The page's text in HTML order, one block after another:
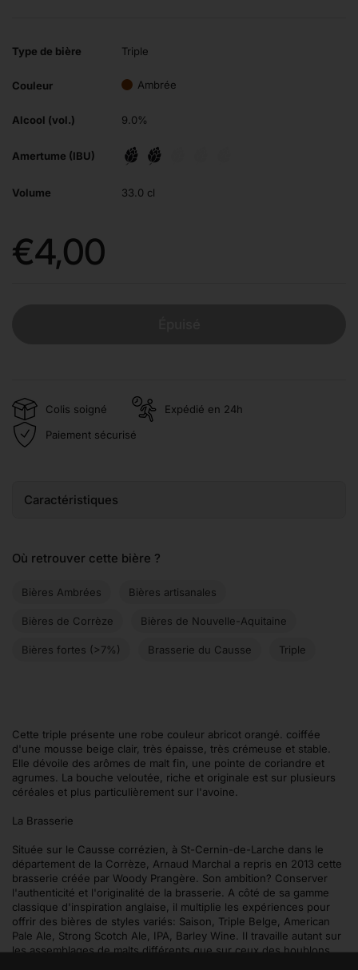
Type de bière Triple
Couleur Ambrée
Alcool (vol.) 9.0%
Amertume (IBU)
Volume 33.0 cl
Prix:
€4,00
Colis soigné
Expédié en 24h
Paiement sécurisé
Caractéristiques
Où retrouver cette bière ?
Bières Ambrées Bières artisanales
Bières de Corrèze Bières de Nouvelle-Aquitaine
Bières fortes (>7%) Brasserie du Causse Triple
Cette triple présente une robe couleur abricot orangé. coiffée
d'une mousse beige clair, très épaisse, très crémeuse et stable.
Elle dévoile des arômes de malt fin, une pointe de coriandre et
agrumes. La bouche veloutée, riche et originale est sur plusieurs
céréales et plus particulièrement sur l'avoine.
La Brasserie
Située sur le Causse corrézien, à St-Cernin-de-Larche dans le
département de la Corrèze, Arnaud Marchal a repris en 2013 cette
brasserie créée par Woody Prangère. Son ambition? Conserver
l'authenticité et l'originalité de la brasserie. A côté de sa gamme
classique d'inspiration anglaise, il multiplie les expériences pour
offrir des bières de styles variés: Saison, Triple Belge, American
Pale Ale, Strong Scotch Ale, IPA, Barley Wine. Il travaille autant sur
les assemblages de malts différents que sur ceux des houblons.